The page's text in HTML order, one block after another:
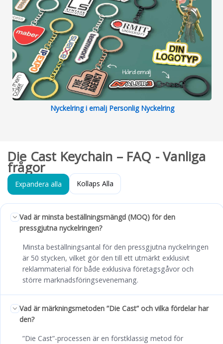
Nyckelring i emalj Personlig Nyckelring
Die Cast Keychain – FAQ - Vanliga
frågor
Expandera alla Kollaps Alla
Vad är minsta beställningsmängd (MOQ) för den
pressgjutna nyckelringen?
Minsta beställningsantal för den pressgjutna nyckelringen
är 50 stycken, vilket gör den till ett utmärkt exklusivt
reklammaterial för både exklusiva företagsgåvor och
större marknadsföringsevenemang.
Vad är märkningsmetoden ”Die Cast” och vilka fördelar har
den?
”Die Cast”-processen är en förstklassig metod för